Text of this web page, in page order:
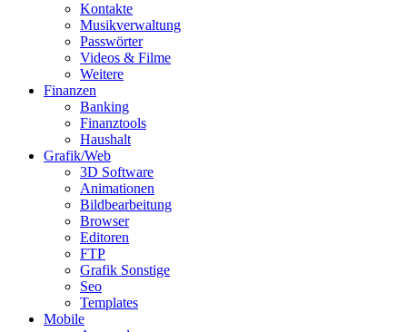
Kontakte
Musikverwaltung
Passwörter
Videos & Filme
Weitere
Finanzen
Banking
Finanztools
Haushalt
Grafik/Web
3D Software
Animationen
Bildbearbeitung
Browser
Editoren
FTP
Grafik Sonstige
Seo
Templates
Mobile